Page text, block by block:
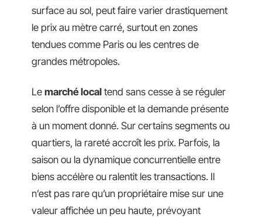
surface au sol, peut faire varier drastiquement
le prix au mètre carré, surtout en zones
tendues comme Paris ou les centres de
grandes métropoles.
Le marché local tend sans cesse à se réguler
selon l’offre disponible et la demande présente
à un moment donné. Sur certains segments ou
quartiers, la rareté accroît les prix. Parfois, la
saison ou la dynamique concurrentielle entre
biens accélère ou ralentit les transactions. Il
n’est pas rare qu’un propriétaire mise sur une
valeur affichée un peu haute, prévoyant